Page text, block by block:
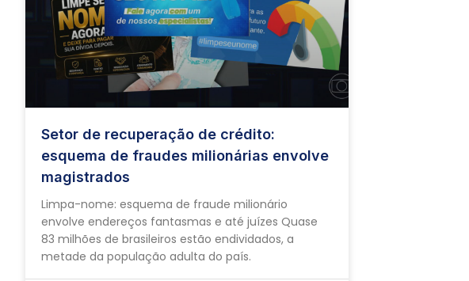
Setor de recuperação de crédito:
esquema de fraudes milionárias envolve
magistrados
Limpa-nome: esquema de fraude milionário
envolve endereços fantasmas e até juízes Quase
83 milhões de brasileiros estão endividados, a
metade da população adulta do país.